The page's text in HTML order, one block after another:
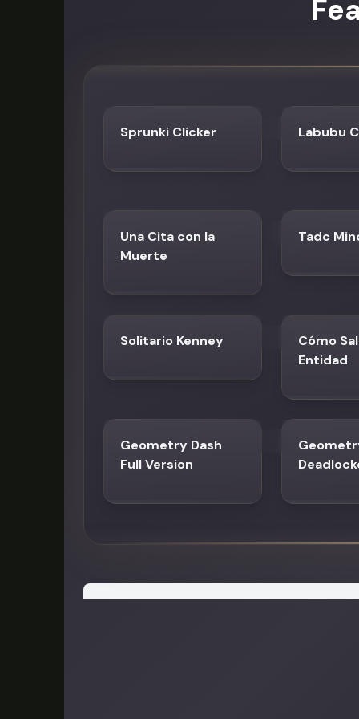
Sprunki Clicker Labubu
Una Cita con la
Muerte
Tadc
Solitario Kenney
Cómo
Entidad
Geometry Dash
Full Version